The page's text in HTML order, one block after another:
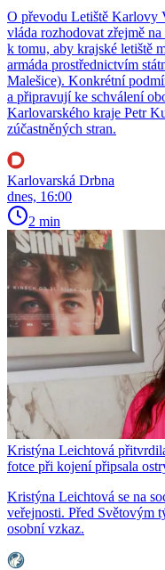
O převodu Letiště Karlovy
vláda rozhodovat zřejmě
k tomu, aby krajské letiště
armáda prostřednictvím
Malešice). Konkrétní
a připravují ke schválení
Karlovarského kraje Petr
zúčastněných stran.
Karlovarská Drbna
dnes, 16:00
2 min
Kristýna Leichtová
fotce při kojení připsala
Kristýna Leichtová se na
veřejnosti. Před Světovým
osobní vzkaz.